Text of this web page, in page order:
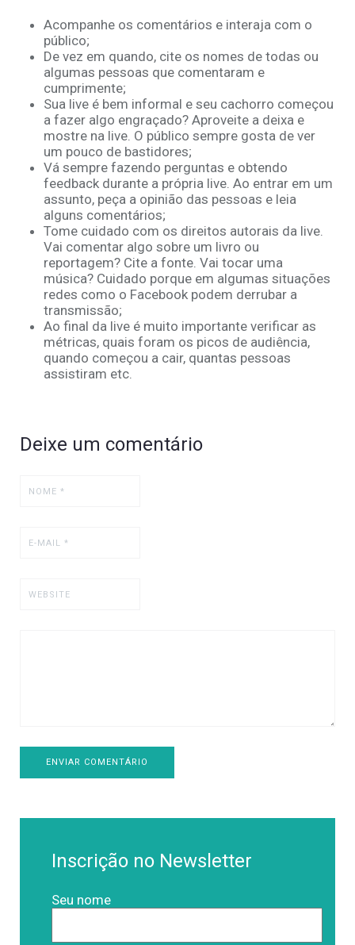
Acompanhe os comentários e interaja com o
público;
De vez em quando, cite os nomes de todas ou
algumas pessoas que comentaram e
cumprimente;
Sua live é bem informal e seu cachorro começou
a fazer algo engraçado? Aproveite a deixa e
mostre na live. O público sempre gosta de ver
um pouco de bastidores;
Vá sempre fazendo perguntas e obtendo
feedback durante a própria live. Ao entrar em um
assunto, peça a opinião das pessoas e leia
alguns comentários;
Tome cuidado com os direitos autorais da live.
Vai comentar algo sobre um livro ou
reportagem? Cite a fonte. Vai tocar uma
música? Cuidado porque em algumas situações
redes como o Facebook podem derrubar a
transmissão;
Ao final da live é muito importante verificar as
métricas, quais foram os picos de audiência,
quando começou a cair, quantas pessoas
assistiram etc.
Deixe um comentário
ENVIAR COMENTÁRIO
Inscrição no Newsletter
Seu nome